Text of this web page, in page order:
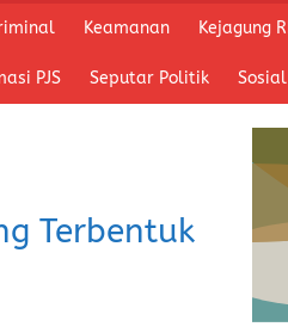
Keamanan Kejagung RI
PJS Seputar Politik Sosial
Terbentuk